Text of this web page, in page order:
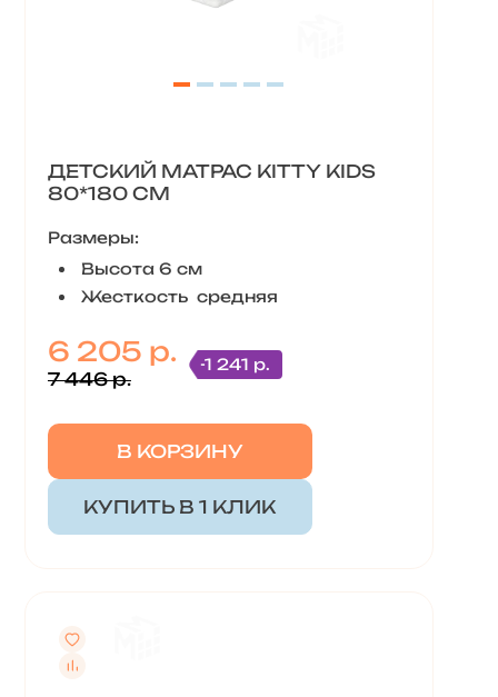
ДЕТСКИЙ МАТРАС KITTY KIDS
80*180 СМ
Размеры:
Высота 6 см
Жесткость средняя
6 205 р.
7 446 р.
-1 241 р.
В КОРЗИНУ
КУПИТЬ В 1 КЛИК